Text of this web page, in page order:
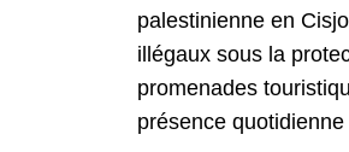
palestinienne en
illégaux sous la
promenades
présence